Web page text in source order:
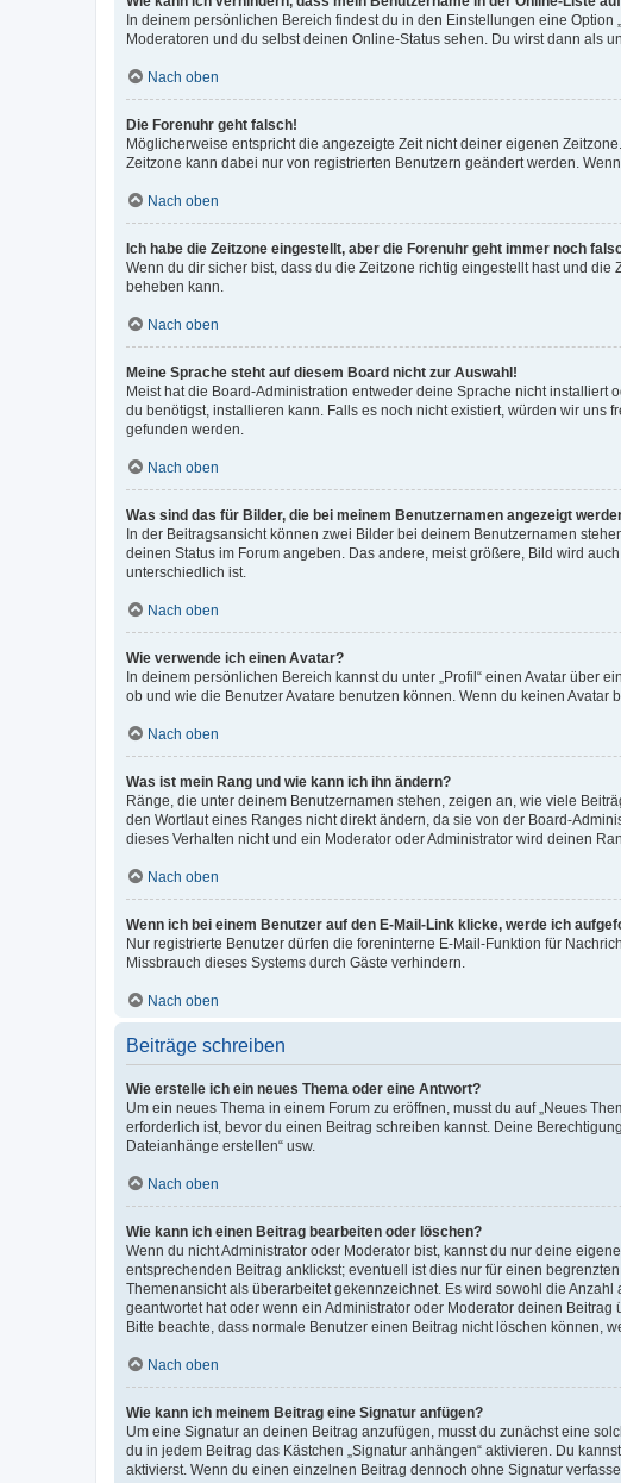
In deinem persönlichen Bereich findest du in den Einstellungen eine
Moderatoren und du selbst deinen Online-Status sehen. Du wirst dann als
Nach oben
Die Forenuhr geht falsch!
Möglicherweise entspricht die angezeigte Zeit nicht deiner eigenen
Zeitzone kann dabei nur von registrierten Benutzern geändert werden.
Nach oben
Ich habe die Zeitzone eingestellt, aber die Forenuhr geht immer noch
Wenn du dir sicher bist, dass du die Zeitzone richtig eingestellt hast und
beheben kann.
Nach oben
Meine Sprache steht auf diesem Board nicht zur Auswahl!
Meist hat die Board-Administration entweder deine Sprache nicht
du benötigst, installieren kann. Falls es noch nicht existiert, würden wir uns
gefunden werden.
Nach oben
Was sind das für Bilder, die bei meinem Benutzernamen angezeigt
In der Beitragsansicht können zwei Bilder bei deinem Benutzernamen
deinen Status im Forum angeben. Das andere, meist größere, Bild wird
unterschiedlich ist.
Nach oben
Wie verwende ich einen Avatar?
In deinem persönlichen Bereich kannst du unter „Profil“ einen Avatar über
ob und wie die Benutzer Avatare benutzen können. Wenn du keinen
Nach oben
Was ist mein Rang und wie kann ich ihn ändern?
Ränge, die unter deinem Benutzernamen stehen, zeigen an, wie viele
den Wortlaut eines Ranges nicht direkt ändern, da sie von der Board-
dieses Verhalten nicht und ein Moderator oder Administrator wird deinen
Nach oben
Wenn ich bei einem Benutzer auf den E-Mail-Link klicke, werde ich
Nur registrierte Benutzer dürfen die foreninterne E-Mail-Funktion für
Missbrauch dieses Systems durch Gäste verhindern.
Nach oben
Beiträge schreiben
Wie erstelle ich ein neues Thema oder eine Antwort?
Um ein neues Thema in einem Forum zu eröffnen, musst du auf „Neues
erforderlich ist, bevor du einen Beitrag schreiben kannst. Deine
Dateianhänge erstellen“ usw.
Nach oben
Wie kann ich einen Beitrag bearbeiten oder löschen?
Wenn du nicht Administrator oder Moderator bist, kannst du nur deine
entsprechenden Beitrag anklickst; eventuell ist dies nur für einen
Themenansicht als überarbeitet gekennzeichnet. Es wird sowohl die
geantwortet hat oder wenn ein Administrator oder Moderator deinen
Bitte beachte, dass normale Benutzer einen Beitrag nicht löschen können,
Nach oben
Wie kann ich meinem Beitrag eine Signatur anfügen?
Um eine Signatur an deinen Beitrag anzufügen, musst du zunächst eine
du in jedem Beitrag das Kästchen „Signatur anhängen“ aktivieren. Du
aktivierst. Wenn du einen einzelnen Beitrag dennoch ohne Signatur